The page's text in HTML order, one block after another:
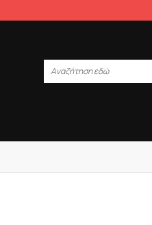
Αναζήτηση εδώ